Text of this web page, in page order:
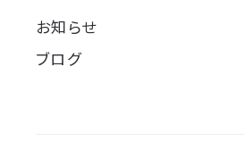
お知らせ
ブログ